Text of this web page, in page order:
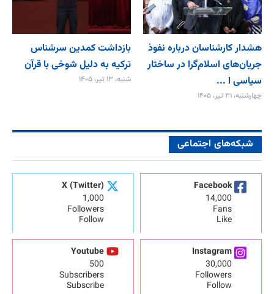
هشدار کارشناسان درباره نفوذ
جریان‌های اسلام‌گرا در ساختار
سیاسی ا ...
چهارشنبه، ۳۱ تیر، ۱۴۰۵
بازداشت کمدین سرشناس
ترکیه به دلیل شوخی با قرآن
شنبه، ۱۳ تیر، ۱۴۰۵
شبکه‌های اجتماعی
Facebook
14,000
Fans
Like
X (Twitter)
1,000
Followers
Follow
Instagram
30,000
Followers
Follow
Youtube
500
Subscribers
Subscribe